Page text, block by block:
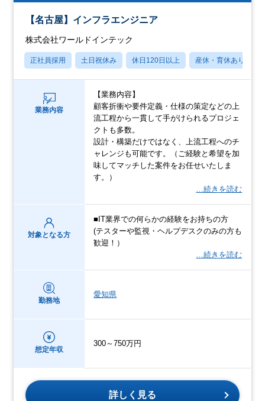
【名古屋】インフラエンジニア
株式会社ワールドインテック
正社員採用 土日祝休み 休日120日以上 産休・育休あり
業務内容
【業務内容】
顧客折衝や要件定義・仕様の策定などの上
流工程から一貫して手がけられるプロジェ
クトも多数。
設計・構築だけではなく、上流工程へのチ
ャレンジも可能です。（ご経験と希望を加
味してマッチした案件をお任せいたしま
す。）
…続きを読む
対象となる方
■IT業界での何らかの経験をお持ちの方
(テスターや監視・ヘルプデスクのみの方も
歓迎！）
…続きを読む
勤務地
愛知県
想定年収
300～750万円
詳しく見る